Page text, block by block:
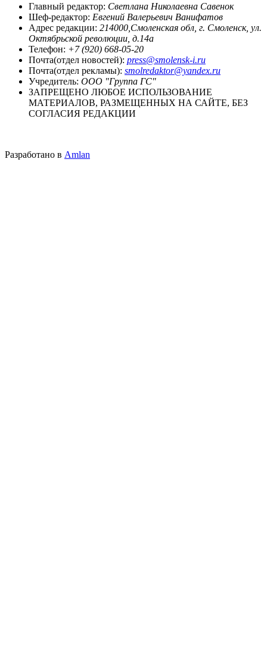
Главный редактор: Светлана Николаевна Савенок
Шеф-редактор: Евгений Валерьевич Ванифатов
Адрес редакции: 214000,Смоленская обл, г. Смоленск, ул.
Октябрьской революции, д.14а
Телефон: +7 (920) 668-05-20
Почта(отдел новостей): press@smolensk-i.ru
Почта(отдел рекламы): smolredaktor@yandex.ru
Учредитель: ООО "Группа ГС"
ЗАПРЕЩЕНО ЛЮБОЕ ИСПОЛЬЗОВАНИЕ
МАТЕРИАЛОВ, РАЗМЕЩЕННЫХ НА САЙТЕ, БЕЗ
СОГЛАСИЯ РЕДАКЦИИ
Разработано в Amlan